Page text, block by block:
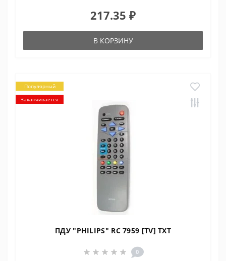
217.35 ₽
В КОРЗИНУ
Популярный
Заканчивается
ПДУ "PHILIPS" RC 7959 [TV] TXT
0